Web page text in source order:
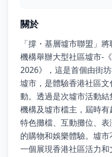
關於
「撐・基層墟市聯盟」
機構舉辦大型社區墟市-
2026》，這是首個由街
墟市，是體驗香港社區
動。透過是次墟市活動
機構及墟市檔主，屆時
特色攤檔、互動攤位、
的購物和娛樂體驗。墟
一個展現香港社區活力